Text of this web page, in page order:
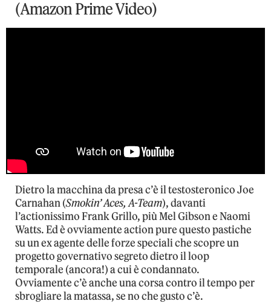
(Amazon Prime Video)
Dietro la macchina da presa c’è il testosteronico Joe
Carnahan (Smokin’ Aces, A-Team), davanti
l’actionissimo Frank Grillo, più Mel Gibson e Naomi
Watts. Ed è ovviamente action pure questo pastiche
su un ex agente delle forze speciali che scopre un
progetto governativo segreto dietro il loop
temporale (ancora!) a cui è condannato.
Ovviamente c’è anche una corsa contro il tempo per
sbrogliare la matassa, se no che gusto c’è.